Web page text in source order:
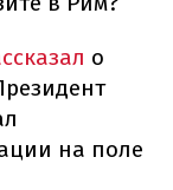
о
на поле